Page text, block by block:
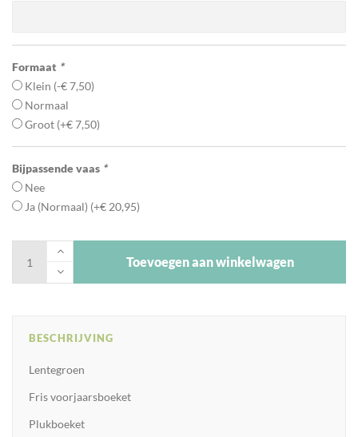
Formaat *
Klein (-€7,50)
Normaal
Groot (+€7,50)
Bijpassende vaas *
Nee
Ja (Normaal) (+€ 20,95)
Toevoegen aan winkelwagen
BESCHRIJVING
Lentegroen
Fris voorjaarsboeket
Plukboeket